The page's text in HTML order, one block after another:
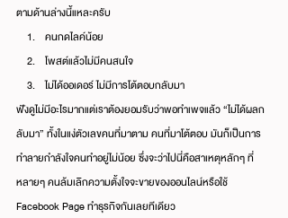
ตามด้านล่างนี้แหละครับ
คนกดไลค์น้อย
โพสต์แล้วไม่มีคนสนใจ
ไม่ได้ออเดอร์ ไม่มีการโต้ตอบกลับมา
ฟังดูไม่มีอะไรมากแต่เราต้องยอมรับว่าพอทำเพจแล้ว “ไม่ได้ผลก
ลับมา” ทั้งในแง่ตัวเลขคนที่มาตาม คนที่มาโต้ตอบ มันก็เป็นการ
ทำลายกำลังใจคนทำอยู่ไม่น้อย ซึ่งจะว่าไปนี่คือสาเหตุหลักๆ ที่
หลายๆ คนล้มเลิกความตั้งใจจะขายของออนไลน์หรือใช้
Facebook Page ทำธุรกิจกันเลยทีเดียว